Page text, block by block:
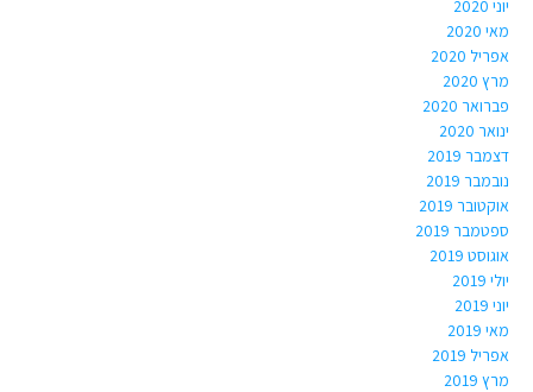
יוני 2020
מאי 2020
אפריל 2020
מרץ 2020
פברואר 2020
ינואר 2020
דצמבר 2019
נובמבר 2019
אוקטובר 2019
ספטמבר 2019
אוגוסט 2019
יולי 2019
יוני 2019
מאי 2019
אפריל 2019
מרץ 2019